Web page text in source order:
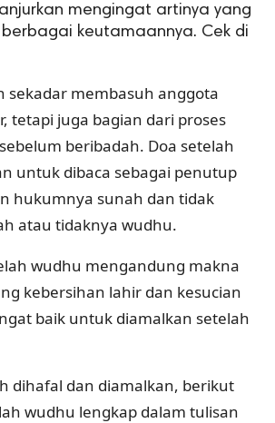
mengingat artinya yang
keutamaannya. Cek di
sekadar membasuh anggota
tetapi juga bagian dari proses
beribadah. Doa setelah
untuk dibaca sebagai penutup
hukumnya sunah dan tidak
atau tidaknya wudhu.
wudhu mengandung makna
kebersihan lahir dan kesucian
baik untuk diamalkan setelah
dihafal dan diamalkan, berikut
wudhu lengkap dalam tulisan